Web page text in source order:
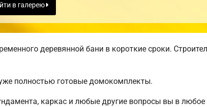
в галерею
деревянной бани в короткие сроки.
полностью готовые домокомплекты.
каркас и любые другие вопросы вы в